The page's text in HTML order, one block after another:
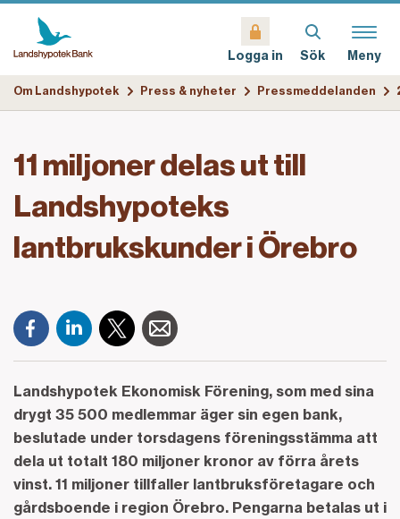
Logga in Sök Meny
Om Landshypotek Press & nyheter Pressmeddelanden
11 miljoner delas ut till
Landshypoteks
lantbrukskunder i Örebro
Landshypotek Ekonomisk Förening, som med sina
drygt 35 500 medlemmar äger sin egen bank,
beslutade under torsdagens föreningsstämma att
dela ut totalt 180 miljoner kronor av förra årets
vinst. 11 miljoner tillfaller lantbruksföretagare och
gårdsboende i region Örebro. Pengarna betalas ut i